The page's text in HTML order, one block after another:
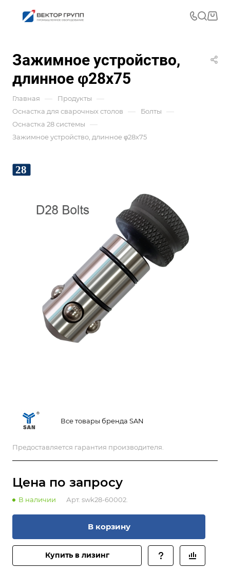
Зажимное устройство,
длинное φ28х75
Главная — Продукты —
Оснастка для сварочных столов — Болты —
Оснастка 28 системы —
Зажимное устройство, длинное φ28х75
Все товары бренда SAN
Предоставляется гарантия производителя.
Цена по запросу
В наличии Арт. swk28-60002.
В корзину
Купить в лизинг